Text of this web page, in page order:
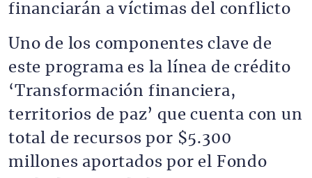
financiarán a víctimas del conflicto
Uno de los componentes clave de
este programa es la línea de crédito
‘Transformación financiera,
territorios de paz’ que cuenta con un
total de recursos por $5.300
millones aportados por el Fondo